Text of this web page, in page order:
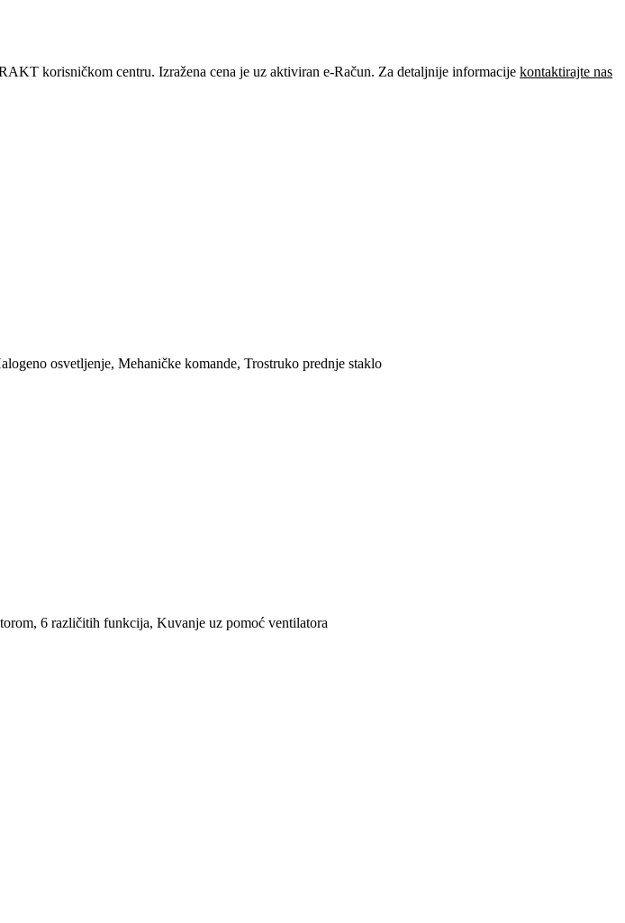
korisničkom centru. Izražena cena je uz aktiviran e-Račun. Za detaljnije informacije kontaktirajte nas
osvetljenje, Mehaničke komande, Trostruko prednje staklo
6 različitih funkcija, Kuvanje uz pomoć ventilatora